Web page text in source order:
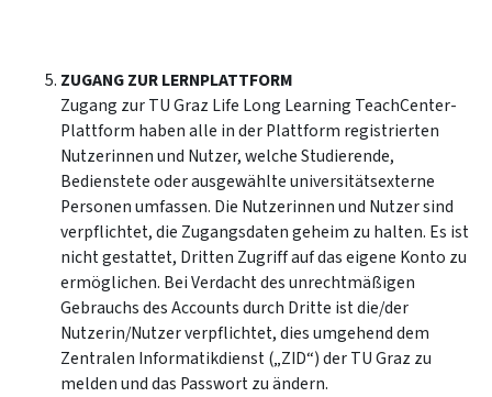
ZUGANG ZUR LERNPLATTFORM
Zugang zur TU Graz Life Long Learning TeachCenter-
Plattform haben alle in der Plattform registrierten
Nutzerinnen und Nutzer, welche Studierende,
Bedienstete oder ausgewählte universitätsexterne
Personen umfassen. Die Nutzerinnen und Nutzer sind
verpflichtet, die Zugangsdaten geheim zu halten. Es ist
nicht gestattet, Dritten Zugriff auf das eigene Konto zu
ermöglichen. Bei Verdacht des unrechtmäßigen
Gebrauchs des Accounts durch Dritte ist die/der
Nutzerin/Nutzer verpflichtet, dies umgehend dem
Zentralen Informatikdienst („ZID“) der TU Graz zu
melden und das Passwort zu ändern.